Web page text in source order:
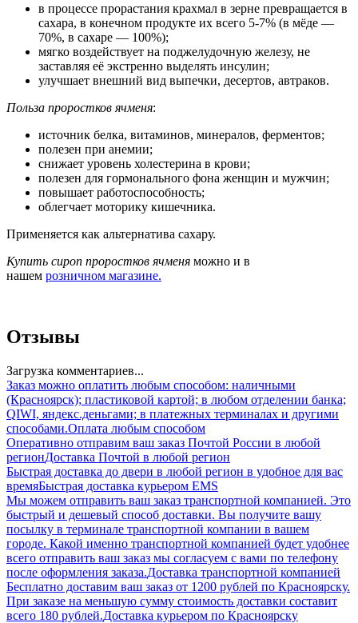
в процессе прорастания крахмал в зерне превращается в
сахара, в конечном продукте их всего 5-7% (в мёде —
70%, в сахаре — 100%);
мягко воздействует на поджелудочную железу, не
заставляя её экстренно выделять инсулин;
улучшает внешний вид выпечки, десертов, автраков.
Польза проростков ячменя:
источник белка, витаминов, минералов, ферментов;
полезен при анемии;
снижает уровень холестерина в крови;
полезен для гормонального фона женщин и мужчин;
повышает работоспособность;
облегчает моторику кишечника.
Применяется как альтернатива сахару.
Купить сироп проростков ячменя можно и в
нашем розничном магазине.
Отзывы
Загрузка комментариев...
Заказ можно оплатить любым способом: наличными
(Красноярск); пластиковой картой; в любом отделении банка;
QIWI, яндекс.деньгами; в платежных терминалах и другими
способами.Оплата любым способом
Оперативно отправим ваш заказ Почтой России в любой
регионДоставка Почтой в любой регион
Быстрая доставка до двери в любой регион в удобное для вас
времяБыстрая доставка курьером EMS
Мы можем отправить ваш заказ транспортной компанией. Это
быстрый и дешевый способ доставки. Вы получите вашу
посылку в терминале транспортной компании в вашем
городе. Какой именно транспортной компанией будет удобнее
всего отправить ваш заказ мы согласуем с вами по телефону
после оформления заказа.Доставка транспортной компанией
Бесплатно доставим ваш заказ от 1200 рублей по Красноярску.
При заказе на меньшую сумму стоимость доставки составит
всего 180 рублей.Доставка курьером по Красноярску